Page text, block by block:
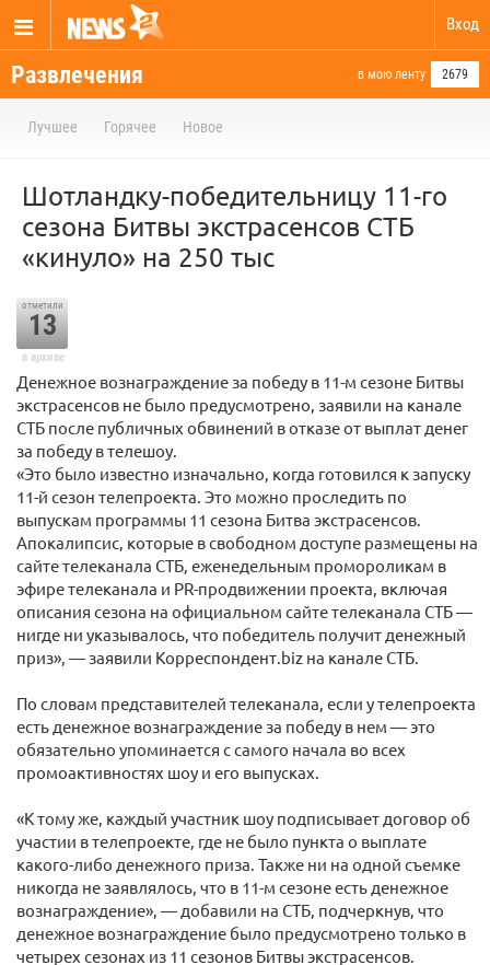
Вход
Развлечения в мою ленту 2679
Лучшее Горячее Новое
Шотландку-победительницу 11-го
сезона Битвы экстрасенсов СТБ
«кинуло» на 250 тыс
отметили
13
в архиве
Денежное вознаграждение за победу в 11-м сезоне Битвы
экстрасенсов не было предусмотрено, заявили на канале
СТБ после публичных обвинений в отказе от выплат денег
за победу в телешоу.
«Это было известно изначально, когда готовился к запуску
11-й сезон телепроекта. Это можно проследить по
выпускам программы 11 сезона Битва экстрасенсов.
Апокалипсис, которые в свободном доступе размещены на
сайте телеканала СТБ, еженедельным промороликам в
эфире телеканала и PR-продвижении проекта, включая
описания сезона на официальном сайте телеканала СТБ —
нигде ни указывалось, что победитель получит денежный
приз», — заявили Корреспондент.biz на канале СТБ.
По словам представителей телеканала, если у телепроекта
есть денежное вознаграждение за победу в нем — это
обязательно упоминается с самого начала во всех
промоактивностях шоу и его выпусках.
«К тому же, каждый участник шоу подписывает договор об
участии в телепроекте, где не было пункта о выплате
какого-либо денежного приза. Также ни на одной съемке
никогда не заявлялось, что в 11-м сезоне есть денежное
вознаграждение», — добавили на СТБ, подчеркнув, что
денежное вознаграждение было предусмотрено только в
четырех сезонах из 11 сезонов Битвы экстрасенсов.